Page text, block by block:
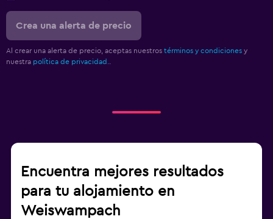
Piscina y spa
Vapor
Sauna
Habitación
Enchufe cerca de la cama
Armario o clóset
Crea una alerta de precio
Al crear una alerta de precio, aceptas nuestros términos y condiciones y
nuestra política de privacidad.
Encuentra mejores resultados
para tu alojamiento en
Weiswampach